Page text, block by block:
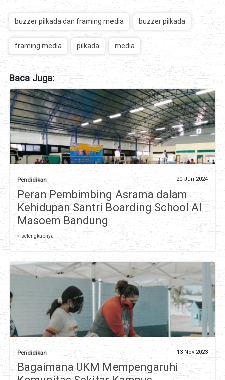
buzzer pilkada dan framing media buzzer pilkada
framing media pilkada media
Baca Juga:
Pendidikan 20 Jun 2024
Peran Pembimbing Asrama dalam
Kehidupan Santri Boarding School Al
Masoem Bandung
» selengkapnya
Pendidikan 13 Nov 2023
Bagaimana UKM Mempengaruhi